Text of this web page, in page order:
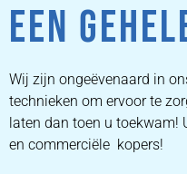
EEN
Wij zijn ongeëvenaard in
technieken om ervoor te
laten dan toen u toekwam!
en commerciële kopers!